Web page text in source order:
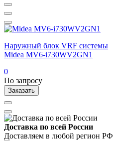
Наружный блок VRF системы
Midea MV6-i730WV2GN1
0
По запросу
Заказать
Доставка по всей России
Доставляем в любой регион РФ